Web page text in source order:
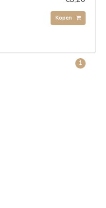
Kopen
1